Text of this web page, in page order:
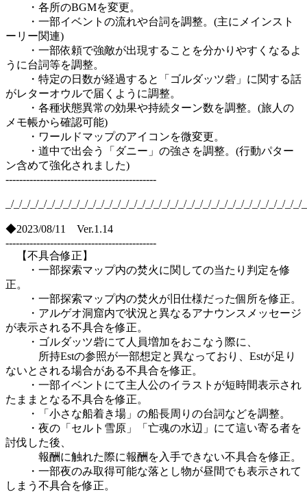
・各所のBGMを変更。
・一部イベントの流れや台詞を調整。(主にメインスト
ーリー関連)
・一部依頼で強敵が出現することを分かりやすくなるよ
うに台詞等を調整。
・特定の日数が経過すると「ゴルダッツ砦」に関する話
がレターオウルで届くように調整。
・各種状態異常の効果や持続ターン数を調整。(旅人の
メモ帳から確認可能)
・ワールドマップのアイコンを微変更。
・道中で出会う「ダニー」の強さを調整。(行動パター
ン含めて強化されました)
--------------------------------------------
_/_/_/_/_/_/_/_/_/_/_/_/_/_/_/_/_/_/_/_/_/_/_/_/_/_/_/_/_/_/_/_/_/_/_/
◆2023/08/11 Ver.1.14
--------------------------------------------
【不具合修正】
・一部探索マップ内の焚火に関しての当たり判定を修
正。
・一部探索マップ内の焚火が旧仕様だった個所を修正。
・アルゲオ洞窟内で状況と異なるアナウンスメッセージ
が表示される不具合を修正。
・ゴルダッツ砦にて人員増加をおこなう際に、
所持Estの参照が一部想定と異なっており、Estが足り
ないとされる場合がある不具合を修正。
・一部イベントにて主人公のイラストが短時間表示され
たままとなる不具合を修正。
・「小さな船着き場」の船長周りの台詞などを調整。
・夜の「セルト雪原」「亡魂の水辺」にて這い寄る者を
討伐した後、
報酬に触れた際に報酬を入手できない不具合を修正。
・一部夜のみ取得可能な落とし物が昼間でも表示されて
しまう不具合を修正。